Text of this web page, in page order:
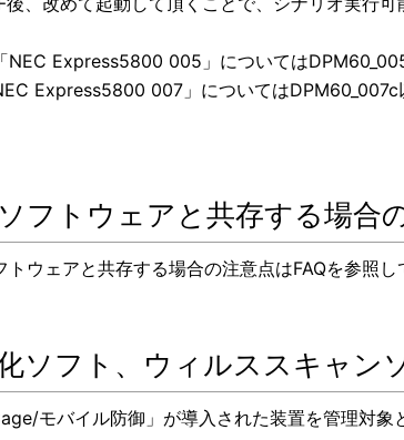
NEC Express5800 005」については
Express5800 007」については
フトウェアと共存する場合
トウェアと共存する場合の注意点はFAQを参照し
ソフト、ウィルススキャン
モバイル防御」が導入された装置を管理対象